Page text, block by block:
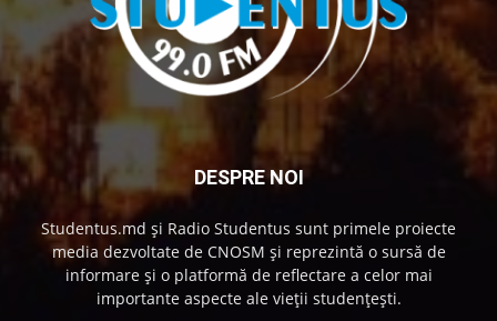
DESPRE NOI
Studentus.md și Radio Studentus sunt primele proiecte
media dezvoltate de CNOSM și reprezintă o sursă de
informare și o platformă de reflectare a celor mai
importante aspecte ale vieții studențești.